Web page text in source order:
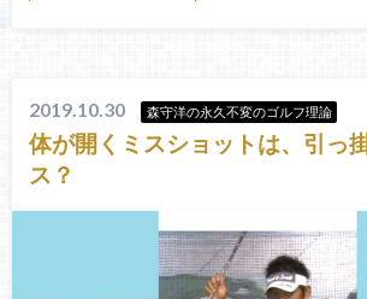
2019.10.30 森守洋の永久不変のゴルフ理論
体が開くミスショットは、引っ
ス？